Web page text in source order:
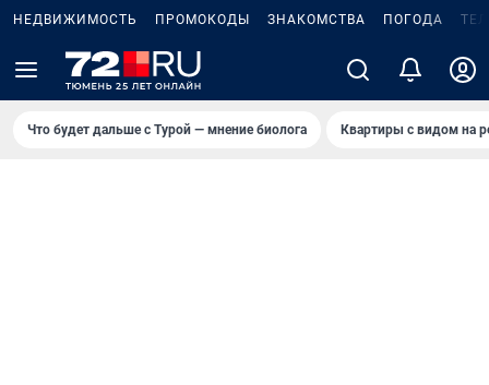
НЕДВИЖИМОСТЬ ПРОМОКОДЫ ЗНАКОМСТВА ПОГОДА
Что будет дальше с Турой — мнение биолога Квартиры с видом на